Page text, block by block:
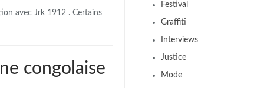
avec Jrk 1912 . Certains
congolaise
Festival
Graffiti
Interviews
Justice
Mode